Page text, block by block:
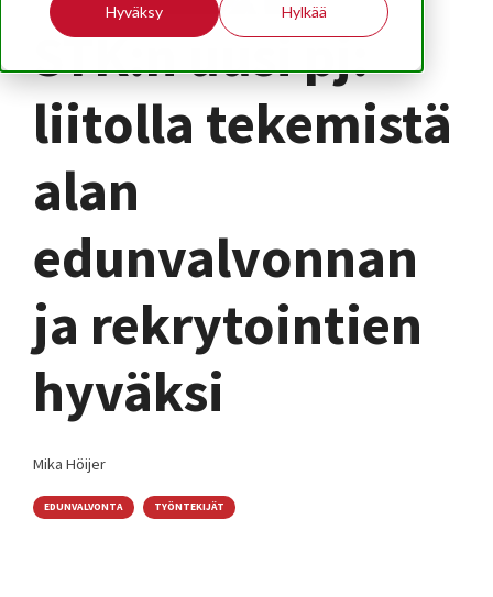
Hyväksy Hylkää
STK:n uusi pj:
liitolla tekemistä
alan
edunvalvonnan
ja rekrytointien
hyväksi
Mika Höijer
EDUNVALVONTA TYÖNTEKIJÄT